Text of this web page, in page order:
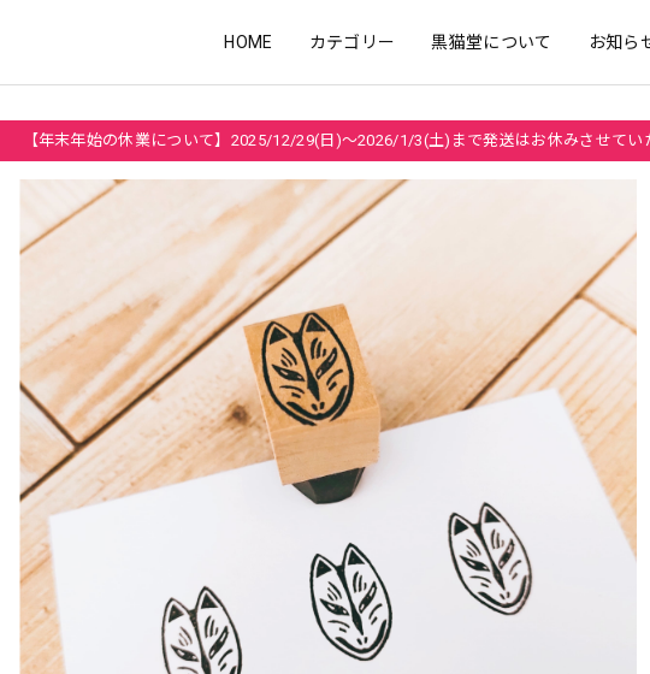
HOME カテゴリー 黒猫堂について お知ら
【年末年始の休業について】2025/12/29(日)～2026/1/3(土)まで発送はお休みさせてい